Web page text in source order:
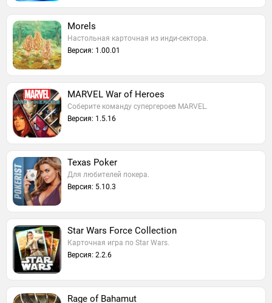
Morels
Настольная карточная из инди-сектора.
Версия: 1.00.01
MARVEL War of Heroes
Соберите команду супергероев MARVEL.
Версия: 1.5.16
Texas Poker
Для любителей покера.
Версия: 5.10.3
Star Wars Force Collection
Карточная игра по Star Wars.
Версия: 2.2.6
Rage of Bahamut